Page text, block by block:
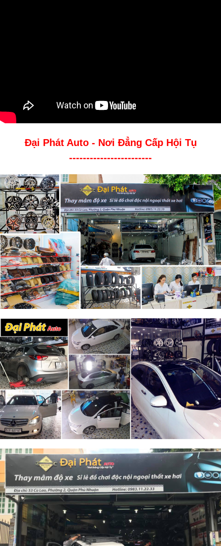
Đại Phát Auto - Nơi Đẳng Cấp Hội Tụ
------------------------